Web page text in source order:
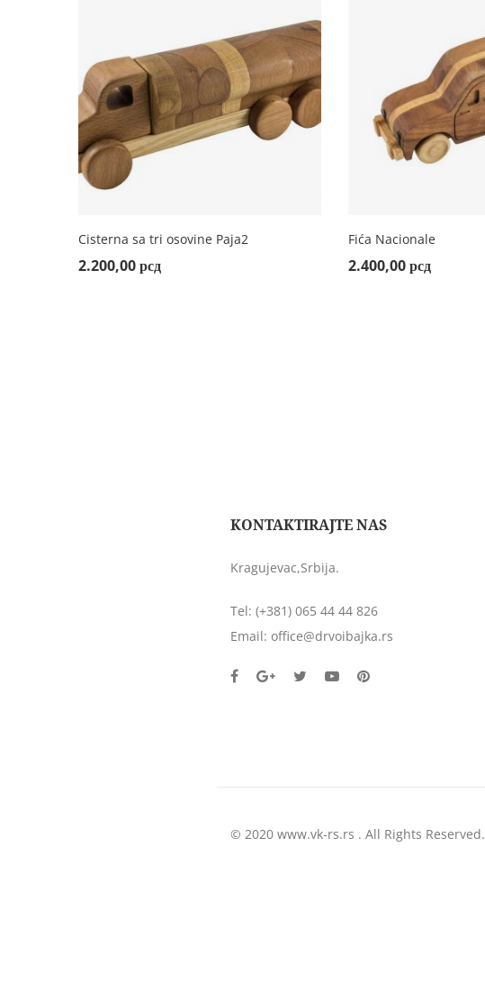
Cisterna sa tri osovine Paja2
2.200,00рсд
ADD TO CART
Fića Nacionale
2.400,00рсд
ADD TO CART
KONTAKTIRAJTE NAS
Kragujevac,Srbija.
Tel: (+381) 065 44 44 826
Email: office@drvoibajka.rs
© 2020 www.vk-rs.rs . All Rights Reserved.